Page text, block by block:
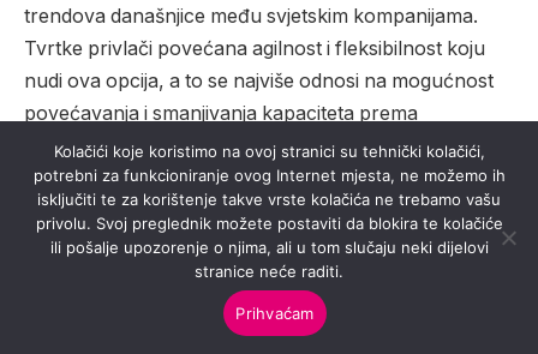
trendova današnjice među svjetskim kompanijama.
Tvrtke privlači povećana agilnost i fleksibilnost koju
nudi ova opcija, a to se najviše odnosi na mogućnost
povećavanja i smanjivanja kapaciteta prema
trenutnom zahtjevu.
Ovakav način poslovanja ima velike prednosti kada je
u pitanju učinkovitost i omogućuje tvrtkama brzu
reakciju i prilagodbu na nove uvjete i mogućnosti. U
2000 četvornih metara serverskih sala, u kojima se
nalazi 288 rackova, s mogućnošću smještanja više od
Kolačići koje koristimo na ovoj stranici su tehnički kolačići,
potrebni za funkcioniranje ovog Internet mjesta, ne možemo ih
isključiti te za korištenje takve vrste kolačića ne trebamo vašu
privolu. Svoj preglednik možete postaviti da blokira te kolačiće
ili pošalje upozorenje o njima, ali u tom slučaju neki dijelovi
stranice neće raditi.
Prihvaćam